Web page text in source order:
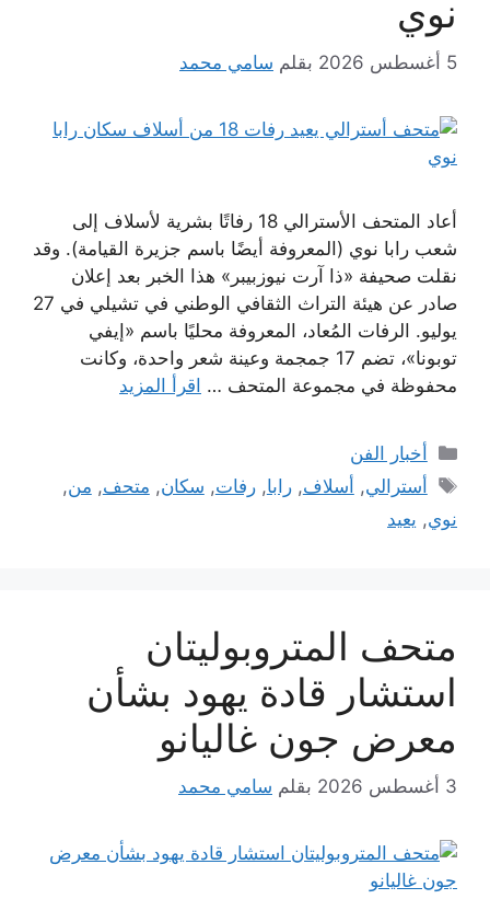
نوي
5 أغسطس 2026 بقلم سامي محمد
أعاد المتحف الأسترالي 18 رفاتًا بشرية لأسلاف إلى
شعب رابا نوي (المعروفة أيضًا باسم جزيرة القيامة). وقد
نقلت صحيفة «ذا آرت نيوزبيبر» هذا الخبر بعد إعلان
صادر عن هيئة التراث الثقافي الوطني في تشيلي في 27
يوليو. الرفات المُعاد، المعروفة محليًا باسم «إيفي
توبونا»، تضم 17 جمجمة وعينة شعر واحدة، وكانت
محفوظة في مجموعة المتحف … اقرأ المزيد
التصنيفات
أخبار الفن
الوسوم
أسترالي, أسلاف,رابا,رفات, سكان, متحف, من,
نوي, يعيد
متحف المتروبوليتان
استشار قادة يهود بشأن
معرض جون غاليانو
3 أغسطس 2026 بقلم سامي محمد